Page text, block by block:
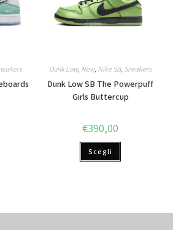
Dunk Low, New, Nike SB, Sneakers
Dunk Low SB The Powerpuff
Girls Buttercup
€390,00
Scegli